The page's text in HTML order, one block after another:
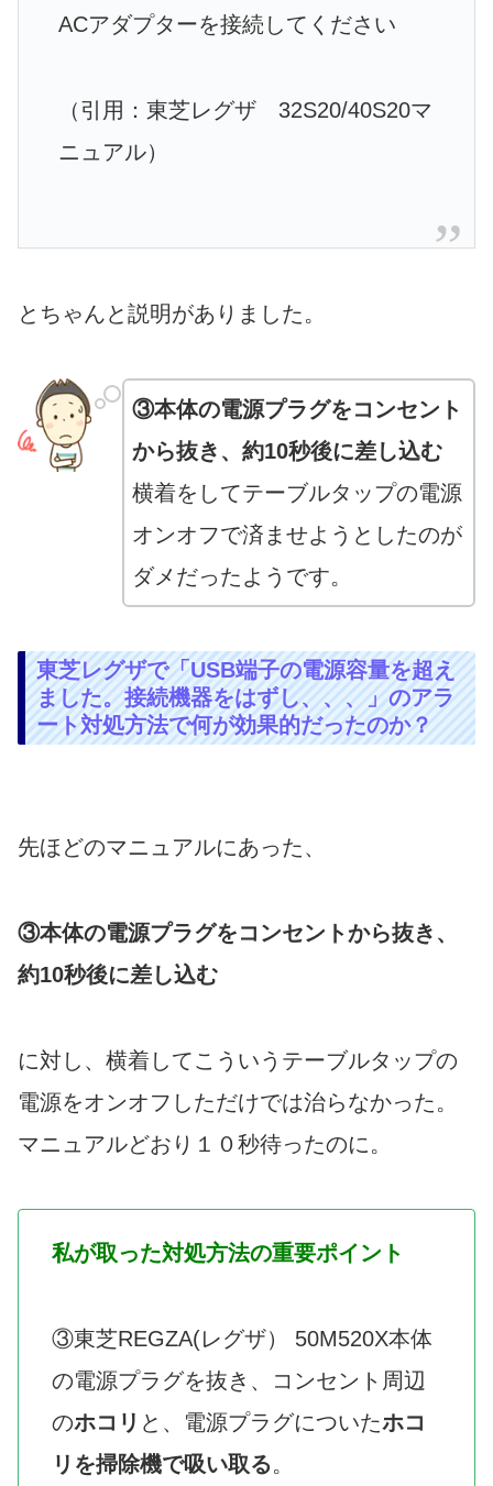
ACアダプターを接続してください
（引用：東芝レグザ 32S20/40S20マ
ニュアル）
とちゃんと説明がありました。
③本体の電源プラグをコンセント
から抜き、約10秒後に差し込む
横着をしてテーブルタップの電源
オンオフで済ませようとしたのが
ダメだったようです。
東芝レグザで「USB端子の電源容量を超え
ました。接続機器をはずし、、、」のアラ
ート対処方法で何が効果的だったのか？
先ほどのマニュアルにあった、
③本体の電源プラグをコンセントから抜き、
約10秒後に差し込む
に対し、横着してこういうテーブルタップの
電源をオンオフしただけでは治らなかった。
マニュアルどおり１０秒待ったのに。
私が取った対処方法の重要ポイント
③東芝REGZA(レグザ） 50M520X本体
の電源プラグを抜き、コンセント周辺
のホコリ と、電源プラグについたホコ
リを掃除機で吸い取る。